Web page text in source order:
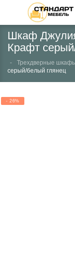
Шкаф
Крафт
Трехдверные
серый/белый глянец
- 26%